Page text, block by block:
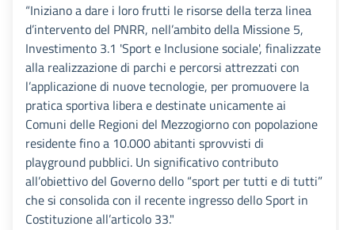
“Iniziano a dare i loro frutti le risorse della terza linea
d’intervento del PNRR, nell’ambito della Missione 5,
Investimento 3.1 'Sport e Inclusione sociale', finalizzate
alla realizzazione di parchi e percorsi attrezzati con
l’applicazione di nuove tecnologie, per promuovere la
pratica sportiva libera e destinate unicamente ai
Comuni delle Regioni del Mezzogiorno con popolazione
residente fino a 10.000 abitanti sprovvisti di
playground pubblici. Un significativo contributo
all’obiettivo del Governo dello “sport per tutti e di tutti”
che si consolida con il recente ingresso dello Sport in
Costituzione all’articolo 33."